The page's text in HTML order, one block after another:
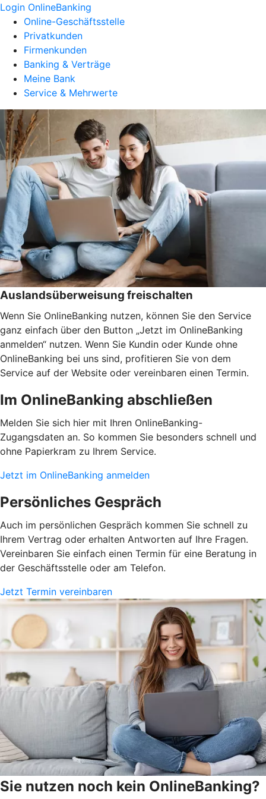
Login OnlineBanking
Online-Geschäftsstelle
Privatkunden
Firmenkunden
Banking & Verträge
Meine Bank
Service & Mehrwerte
Auslandsüberweisung freischalten
Wenn Sie OnlineBanking nutzen, können Sie den Service
ganz einfach über den Button „Jetzt im OnlineBanking
anmelden“ nutzen. Wenn Sie Kundin oder Kunde ohne
OnlineBanking bei uns sind, profitieren Sie von dem
Service auf der Website oder vereinbaren einen Termin.
Im OnlineBanking abschließen
Melden Sie sich hier mit Ihren OnlineBanking-
Zugangsdaten an. So kommen Sie besonders schnell und
ohne Papierkram zu Ihrem Service.
Jetzt im OnlineBanking anmelden
Persönliches Gespräch
Auch im persönlichen Gespräch kommen Sie schnell zu
Ihrem Vertrag oder erhalten Antworten auf Ihre Fragen.
Vereinbaren Sie einfach einen Termin für eine Beratung in
der Geschäftsstelle oder am Telefon.
Jetzt Termin vereinbaren
Sie nutzen noch kein OnlineBanking?